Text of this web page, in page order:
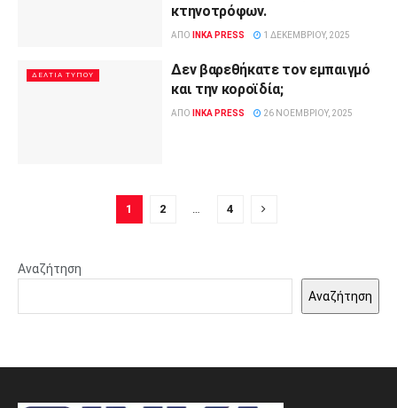
κτηνοτρόφων.
ΑΠΌ INKA PRESS 1 ΔΕΚΕΜΒΡΊΟΥ, 2025
ΔΕΛΤΊΑ ΤΎΠΟΥ
Δεν βαρεθήκατε τον εμπαιγμό
και την κοροϊδία;
ΑΠΌ INKA PRESS 26 ΝΟΕΜΒΡΊΟΥ, 2025
1 2 4
Αναζήτηση
Αναζήτηση